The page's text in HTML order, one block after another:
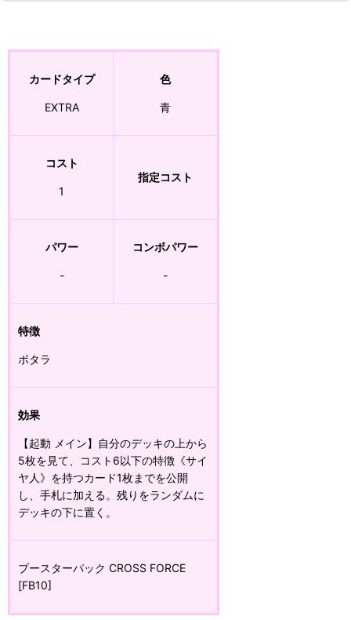
カードタイプ
EXTRA
色
青
コスト
1
指定コスト
パワー
-
コンボパワー
-
特徴
ポタラ
効果
【起動 メイン】自分のデッキの上から
5枚を見て、コスト6以下の特徴《サイ
ヤ人》を持つカード1枚までを公開
し、手札に加える。残りをランダムに
デッキの下に置く。
ブースターパック CROSS FORCE
[FB10]